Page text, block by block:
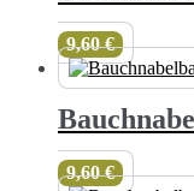
9,60€
9,60€